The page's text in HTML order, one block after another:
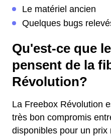
Le matériel ancien
Quelques bugs
Qu'est-ce que
pensent de la
Révolution?
La Freebox Révolution
très bon compromis
disponibles pour un prix